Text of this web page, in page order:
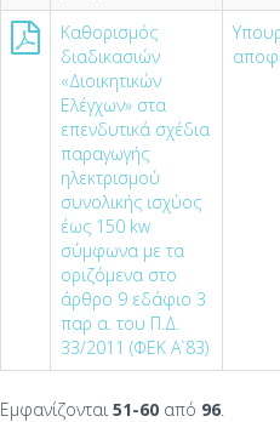
Καθορισμός
διαδικασιών
«Διοικητικών
Ελέγχων» στα
επενδυτικά σχέδια
παραγωγής
ηλεκτρισμού
συνολικής ισχύος
έως 150 kw
σύμφωνα με τα
οριζόμενα στο
άρθρο 9 εδάφιο 3
παρ α. του Π.Δ.
33/2011 (ΦΕΚ Α`83)
Εμφανίζονται 51-60 από 96.